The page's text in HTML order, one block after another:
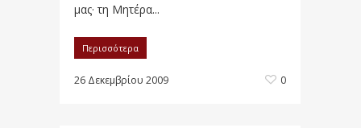
μας· τη Μητέρα...
Περισσότερα
26 Δεκεμβρίου 2009 0